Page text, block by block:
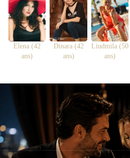
Elena (42
ans)
Dinara (42
ans)
Liudmila (50
ans)